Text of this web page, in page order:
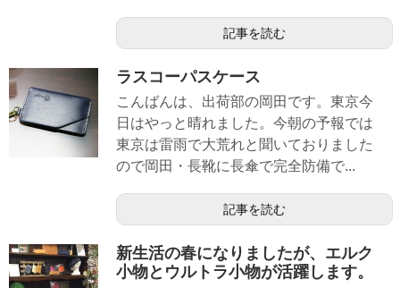
記事を読む
ラスコーパスケース
こんばんは、出荷部の岡田です。東京今
日はやっと晴れました。今朝の予報では
東京は雷雨で大荒れと聞いておりました
ので岡田・長靴に長傘で完全防備で...
記事を読む
新生活の春になりましたが、エルク
小物とウルトラ小物が活躍します。